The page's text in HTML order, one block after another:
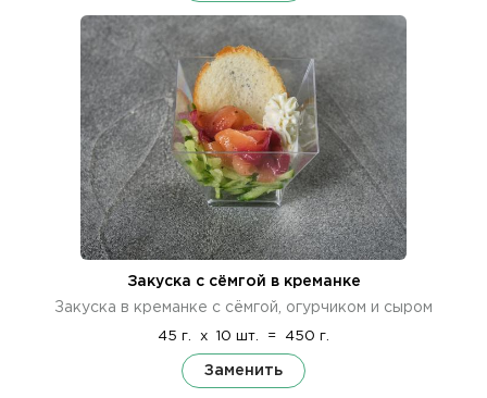
Закуска с сёмгой в креманке
Закуска в креманке с сёмгой, огурчиком и сыром
45 г. x 10 шт. = 450 г.
Заменить